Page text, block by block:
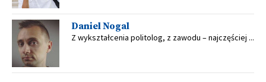
Daniel Nogal
Z wykształcenia politolog, z zawodu – najczęściej ...